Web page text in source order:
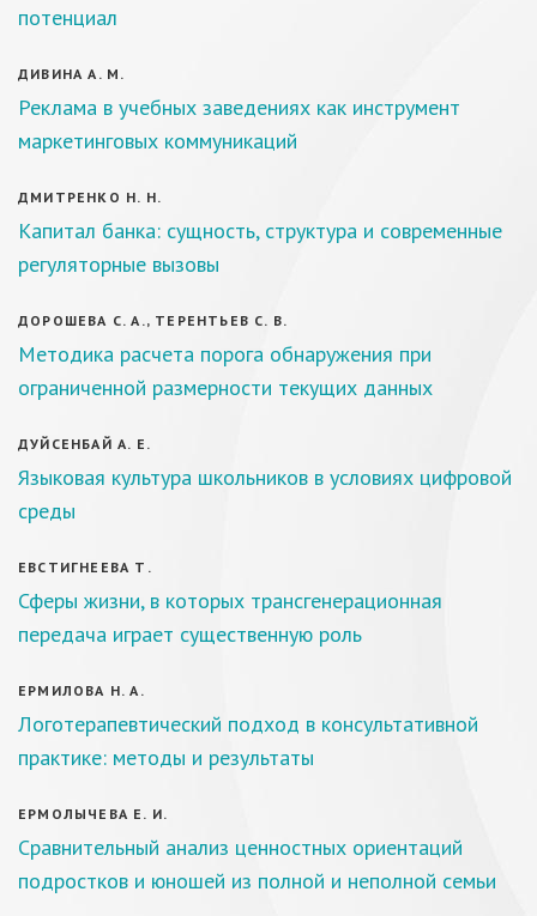
потенциал
ДИВИНА А. М.
Реклама в учебных заведениях как инструмент
маркетинговых коммуникаций
ДМИТРЕНКО Н. Н.
Капитал банка: сущность, структура и современные
регуляторные вызовы
ДОРОШЕВА С. А., ТЕРЕНТЬЕВ С. В.
Методика расчета порога обнаружения при
ограниченной размерности текущих данных
ДУЙСЕНБАЙ А. Е.
Языковая культура школьников в условиях цифровой
среды
ЕВСТИГНЕЕВА Т.
Сферы жизни, в которых трансгенерационная
передача играет существенную роль
ЕРМИЛОВА Н. А.
Логотерапевтический подход в консультативной
практике: методы и результаты
ЕРМОЛЫЧЕВА Е. И.
Сравнительный анализ ценностных ориентаций
подростков и юношей из полной и неполной семьи